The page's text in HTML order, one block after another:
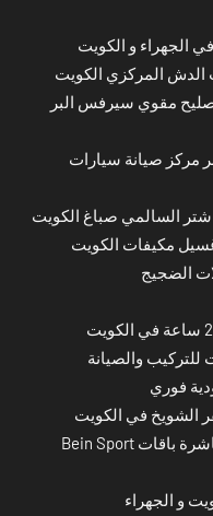
الجهراء و الكويت
الدش المركزي الكويت
مقوي سيرفس البر
مركز صيانة سيارات
شتر السالمي صباغ الكويت
مكيفات الكويت
الضجيج
للتركيب والصيانة
فوري
الشويخ في الكويت
اشتراك بي ان سبورت المنطقة العاشرة باقات Bein Sport
و الجهراء